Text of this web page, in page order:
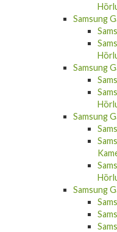
Samsung
Samsung
Samsung
Samsung